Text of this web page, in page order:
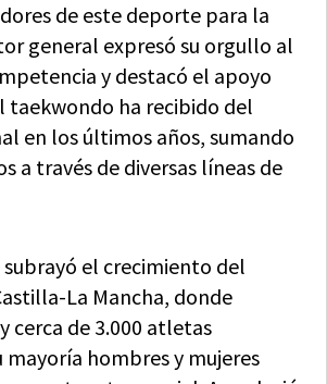
de este deporte para la
general expresó su orgullo al
y destacó el apoyo
taekwondo ha recibido del
en los últimos años, sumando
a través de diversas líneas de
subrayó el crecimiento del
La Mancha, donde
cerca de 3.000 atletas
mayoría hombres y mujeres